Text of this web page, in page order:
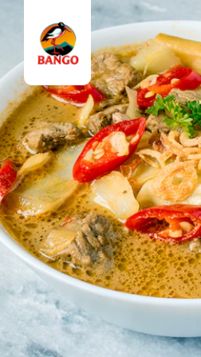
Resep Sate
Resep Semur
Resep Daging